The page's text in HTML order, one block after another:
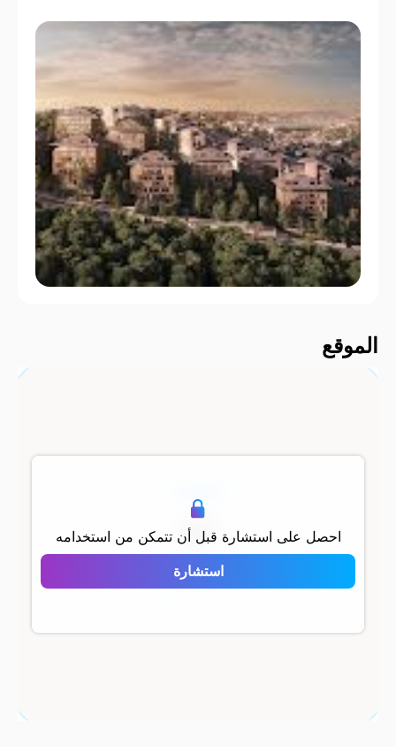
الموقع
احصل على استشارة قبل أن تتمكن من استخدامه
استشارة
Nef Reserve
Kandilli